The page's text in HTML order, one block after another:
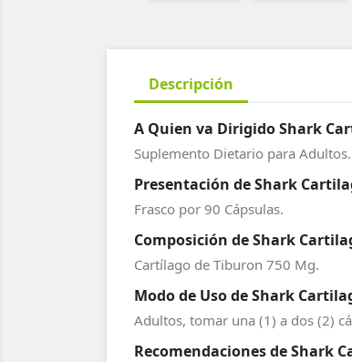
Descripción
A Quien va Dirigido Shark
Suplemento Dietario para Adultos.
Presentación de Shark
Frasco por 90 Cápsulas.
Composición de Shark
Cartílago de Tiburon 750 Mg.
Modo de Uso de Shark
Adultos, tomar una (1) a dos (2)
Recomendaciones de Shark